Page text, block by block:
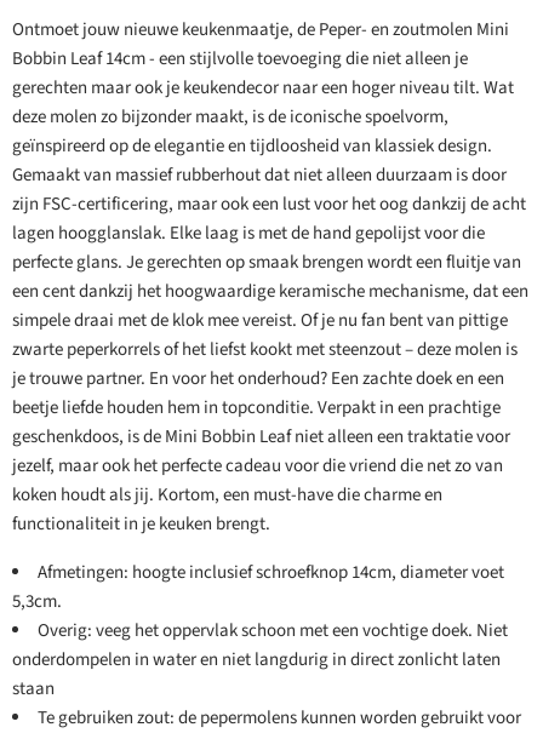
Ontmoet jouw nieuwe keukenmaatje, de Peper- en zoutmolen Mini
Bobbin Leaf 14cm - een stijlvolle toevoeging die niet alleen je
gerechten maar ook je keukendecor naar een hoger niveau tilt. Wat
deze molen zo bijzonder maakt, is de iconische spoelvorm,
geïnspireerd op de elegantie en tijdloosheid van klassiek design.
Gemaakt van massief rubberhout dat niet alleen duurzaam is door
zijn FSC-certificering, maar ook een lust voor het oog dankzij de acht
lagen hoogglanslak. Elke laag is met de hand gepolijst voor die
perfecte glans. Je gerechten op smaak brengen wordt een fluitje van
een cent dankzij het hoogwaardige keramische mechanisme, dat een
simpele draai met de klok mee vereist. Of je nu fan bent van pittige
zwarte peperkorrels of het liefst kookt met steenzout – deze molen is
je trouwe partner. En voor het onderhoud? Een zachte doek en een
beetje liefde houden hem in topconditie. Verpakt in een prachtige
geschenkdoos, is de Mini Bobbin Leaf niet alleen een traktatie voor
jezelf, maar ook het perfecte cadeau voor die vriend die net zo van
koken houdt als jij. Kortom, een must-have die charme en
functionaliteit in je keuken brengt.
Afmetingen: hoogte inclusief schroefknop 14cm, diameter voet
5,3cm.
Overig: veeg het oppervlak schoon met een vochtige doek. Niet
onderdompelen in water en niet langdurig in direct zonlicht laten
staan
Te gebruiken zout: de pepermolens kunnen worden gebruikt voor